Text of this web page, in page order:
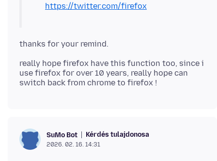
https://twitter.com/firefox
really hope firefox have this function too, since i
use firefox for over 10 years, really hope can
SuMo Bot Kérdés tulajdonosa
2026. 02. 16. 14:31